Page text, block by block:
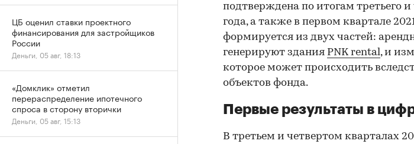
подтверждена по итогам третьего и
года, а также в первом квартале
формируется из двух частей:
генерируют здания PNK rental, и
которое может происходить
объектов фонда.
Первые результаты в
В третьем и четвертом кварталах
ЦБ оценил ставки проектного
финансирования для застройщиков
России
Деньги, 05 авг, 18:13
«Домклик» отметил
перераспределение ипотечного
спроса в сторону вторички
Деньги, 05 авг, 15:13